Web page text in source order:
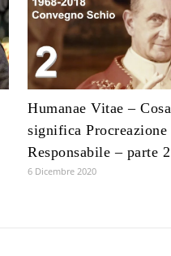
Humanae Vitae – Cosa
significa Procreazione
Responsabile – parte 2
6 Dicembre 2020